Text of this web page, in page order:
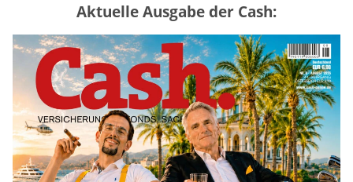
Vermieter-Zutritt: Wann Mieter
die Wohnung öffnen müssen
mehr
Goldpreis erreicht Sieben-Wochen-
Hoch nach schwachen US-Jobdaten
mehr
Aktuelle Ausgabe der Cash: